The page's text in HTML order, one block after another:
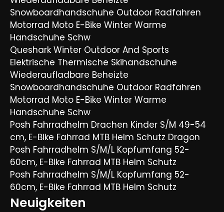
Snowboardhandschuhe Outdoor Radfahren
Motorrad Moto E-Bike Winter Warme
Handschuhe Schw
Queshark Winter Outdoor And Sports
Elektrische Thermische Skihandschuhe
Wiederaufladbare Beheizte
Snowboardhandschuhe Outdoor Radfahren
Motorrad Moto E-Bike Winter Warme
Handschuhe Schw
Posh Fahrradhelm Drachen Kinder S/M 49-54
cm, E-Bike Fahrrad MTB Helm Schutz Dragon
Posh Fahrradhelm S/M/L Kopfumfang 52-
60cm, E-Bike Fahrrad MTB Helm Schutz
Posh Fahrradhelm S/M/L Kopfumfang 52-
60cm, E-Bike Fahrrad MTB Helm Schutz
Neuigkeiten